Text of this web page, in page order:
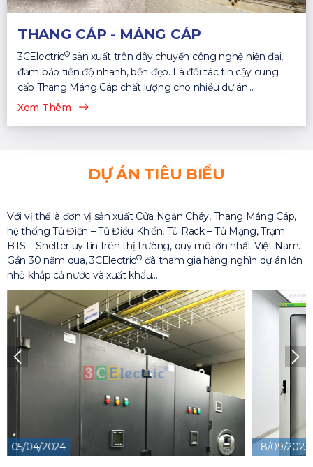
THANG CÁP - MÁNG CÁP
3CElectric®sản xuất trên dây chuyền công nghệ hiện đại,
đảm bảo tiến độ nhanh, bền đẹp. Là đối tác tin cậy cung
cấp Thang Máng Cáp chất lượng cho nhiều dự án...
Xem Thêm
DỰ ÁN TIÊU BIỂU
Với vị thế là đơn vị sản xuất Cửa Ngăn Cháy, Thang Máng Cáp,
hệ thống Tủ Điện – Tủ Điều Khiển, Tủ Rack – Tủ Mạng, Trạm
BTS – Shelter uy tín trên thị trường, quy mô lớn nhất Việt Nam.
Gần 30 năm qua, 3CElectric®đã tham gia hàng nghìn dự án lớn
nhỏ khắp cả nước và xuất khẩu…
18/09/2023